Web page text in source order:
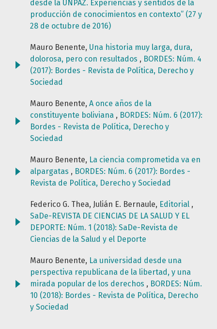
desde la UNPAZ. Experiencias y sentidos de la
producción de conocimientos en contexto” (27 y
28 de octubre de 2016)
Mauro Benente, Una historia muy larga, dura,
dolorosa, pero con resultados , BORDES: Núm. 4
(2017): Bordes - Revista de Política, Derecho y
Sociedad
Mauro Benente, A once años de la
constituyente boliviana , BORDES: Núm. 6 (2017):
Bordes - Revista de Política, Derecho y
Sociedad
Mauro Benente, La ciencia comprometida va en
alpargatas , BORDES: Núm. 6 (2017): Bordes -
Revista de Política, Derecho y Sociedad
Federico G. Thea, Julián E. Bernaule, Editorial ,
SaDe-REVISTA DE CIENCIAS DE LA SALUD Y EL
DEPORTE: Núm. 1 (2018): SaDe-Revista de
Ciencias de la Salud y el Deporte
Mauro Benente, La universidad desde una
perspectiva republicana de la libertad, y una
mirada popular de los derechos , BORDES: Núm.
10 (2018): Bordes - Revista de Política, Derecho
y Sociedad